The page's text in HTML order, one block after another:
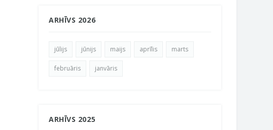
ARHĪVS 2026
jūlijs jūnijs maijs aprīlis marts
februāris janvāris
ARHĪVS 2025